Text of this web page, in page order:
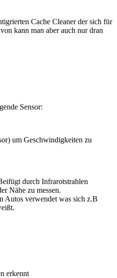
Cache Cleaner der sich für
kann man aber auch nur dran
Sensor:
um Geschwindigkeiten zu
durch Infrarotstrahlen
Nähe zu messen.
Autos verwendet was sich z.B
erkennt